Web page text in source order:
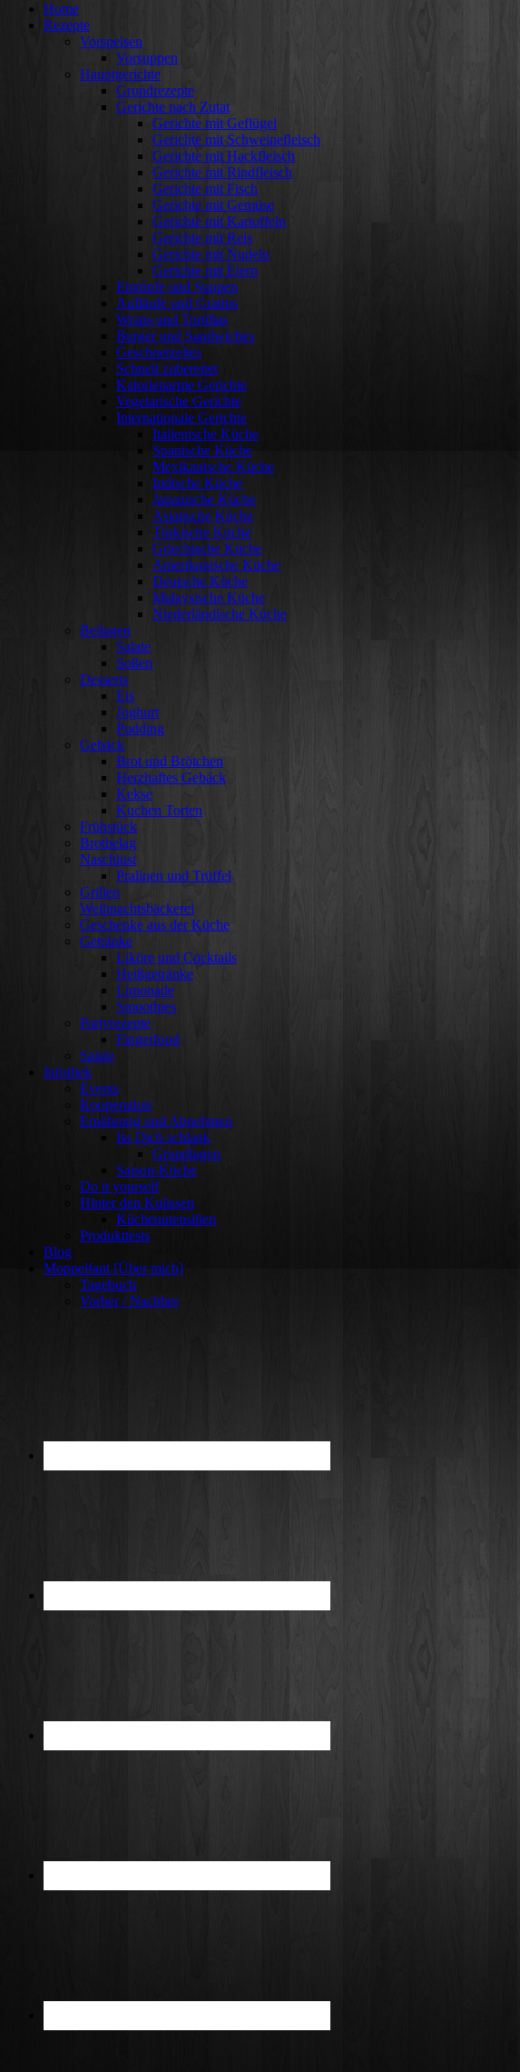
Home
Rezepte
Vorspeisen
Vorsuppen
Hauptgerichte
Grundrezepte
Gerichte nach Zutat
Gerichte mit Geflügel
Gerichte mit Schweinefleisch
Gerichte mit Hackfleisch
Gerichte mit Rindfleisch
Gerichte mit Fisch
Gerichte mit Gemüse
Gerichte mit Kartoffeln
Gerichte mit Reis
Gerichte mit Nudeln
Gerichte mit Eiern
Eintöpfe und Suppen
Aufläufe und Gratins
Wraps und Tortillas
Burger und Sandwiches
Geschnetzeltes
Schnell zubereitet
Kalorienarme Gerichte
Vegetarische Gerichte
Internationale Gerichte
Italienische Küche
Spanische Küche
Mexikanische Küche
Indische Küche
Japanische Küche
Asiatische Küche
Türkische Küche
Griechische Küche
Amerikanische Küche
Deutsche Küche
Malaysische Küche
Niederländische Küche
Beilagen
Salate
Soßen
Desserts
Eis
Joghurt
Pudding
Gebäck
Brot und Brötchen
Herzhaftes Gebäck
Kekse
Kuchen Torten
Frühstück
Brotbelag
Naschlust
Pralinen und Trüffel
Grillen
Weihnachtsbäckerei
Geschenke aus der Küche
Getränke
Liköre und Cocktails
Heißgetränke
Limonade
Smoothies
Partyrezepte
Fingerfood
Salate
Infothek
Events
Kooperation
Ernährung und Abnehmen
Iss Dich schlank
Grundlagen
Saison-Küche
Do it yourself
Hinter den Kulissen
Küchenutensilien
Produkttests
Blog
Moppelfant [Über mich]
Tagebuch
Vorher / Nachher